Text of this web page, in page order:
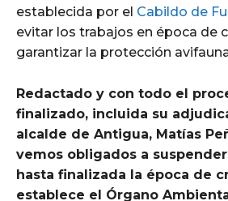
establecida por el Cabildo de
evitar los trabajos en época de
garantizar la protección
Redactado y con todo el
finalizado, incluida su
alcalde de Antigua, Matías
vemos obligados a
hasta finalizada la época de
establece el Órgano